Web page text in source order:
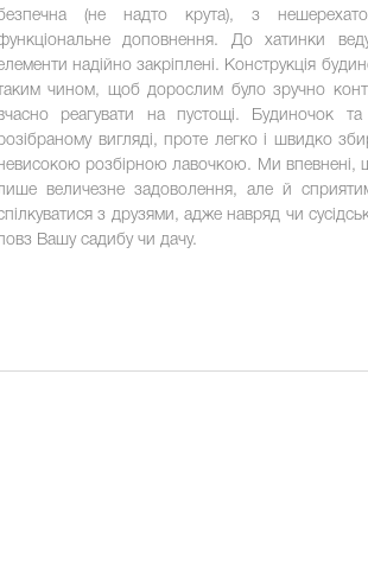
(не надто крута), з
доповнення. До хатинки
надійно закріплені. Конструкція
чином, щоб дорослим було зручно
реагувати на пустощі. Будиночок
вигляді, проте легко і швидко
розбірною лавочкою. Ми впевнені,
величезне задоволення, але й
з друзями, адже навряд чи
Вашу садибу чи дачу.